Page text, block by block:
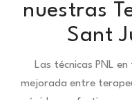
nuestras
Sant
Las técnicas PNL
mejorada entre